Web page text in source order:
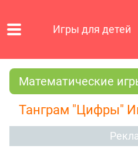
Игры для детей
Математические
Танграм "Цифры"